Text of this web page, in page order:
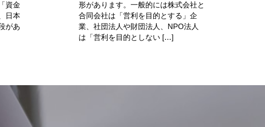
資金
日本
があ
形があります。一般的には株式会社と
合同会社は「営利を目的とする」企
業、社団法人や財団法人、NPO法人
は「営利を目的としない […]